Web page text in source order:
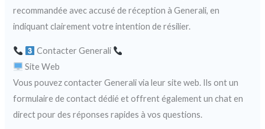
recommandée avec accusé de réception à Generali, en
indiquant clairement votre intention de résilier.
Contacter Generali
Site Web
Vous pouvez contacter Generali via leur site web. Ils ont un
formulaire de contact dédié et offrent également un chat en
direct pour des réponses rapides à vos questions.